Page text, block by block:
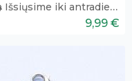
Išsiųsime iki antradienio
9,99 €